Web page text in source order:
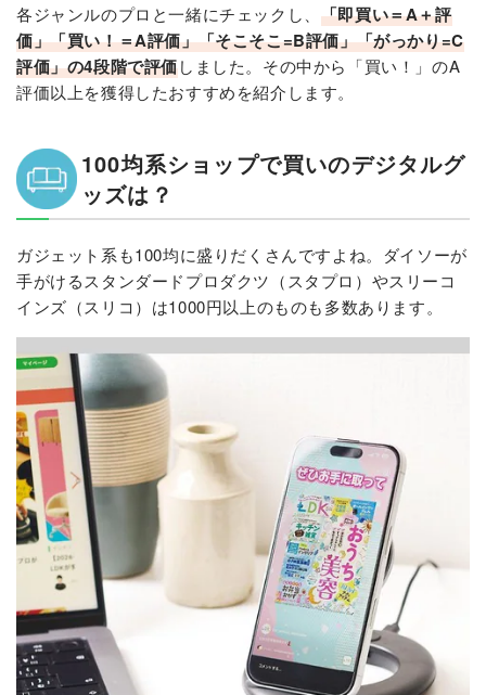
各ジャンルのプロと一緒にチェックし、 「即買い＝A＋評
価」「買い！＝A評価」「そこそこ=B評価」「がっかり=C
評価」の4段階で評価しました。その中から「買い！」のA
評価以上を獲得したおすすめを紹介します。
100均系ショップで買いのデジタルグ
ッズは？
ガジェット系も100均に盛りだくさんですよね。ダイソーが
手がけるスタンダードプロダクツ（スタプロ）やスリーコ
インズ（スリコ）は1000円以上のものも多数あります。